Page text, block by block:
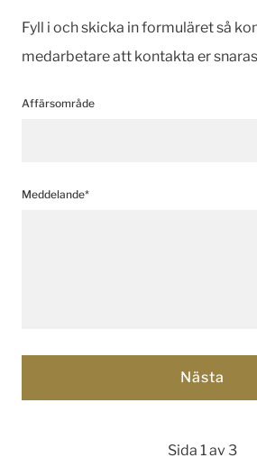
Fyll i och skicka in formuläret så
medarbetare att kontakta er
Affärsområde
Meddelande*
Sida 1 av 3